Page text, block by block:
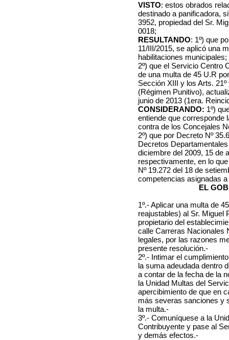
VISTO: estos obrados
destinado a panificadora,
3952, propiedad del Sr.
0018;
RESULTANDO: 1º) que
11/III/2015, se aplicó una
habilitaciones municipales;
2º) que el Servicio Centro
de una multa de 45 U.R
Sección XIII y los Arts.
(Régimen Punitivo),
junio de 2013 (1era.
CONSIDERANDO: 1º)
entiende que corresponde
contra de los Concejales
2º) que por Decreto Nº
Decretos
diciembre del 2009, 15 de
respectivamente, en lo
Nº 19.272 del 18 de
competencias asignadas
EL
1º.- Aplicar una multa de
reajustables) al Sr. Miguel
propietario del
calle Carreras Nacionales
legales, por las razones
presente resolución.-
2º.- Intimar el
la suma adeudada dentro
a contar de la fecha de la
la Unidad Multas del
apercibimiento de que en
más severas sanciones y
la multa.-
3º.- Comuníquese a la
Contribuyente y pase al
y demás efectos.-